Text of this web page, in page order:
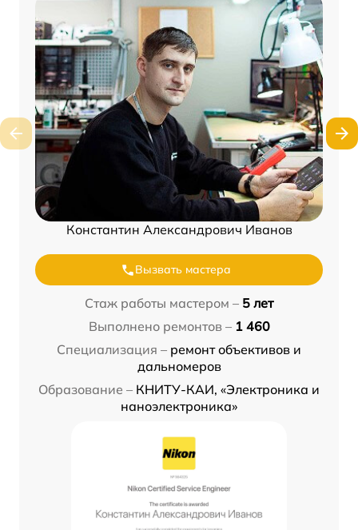
Константин Александрович Иванов
Вызвать мастера
Стаж работы мастером – 5 лет
Выполнено ремонтов – 1 460
Специализация – ремонт объективов и
дальномеров
Образование – КНИТУ-КАИ, «Электроника и
наноэлектроника»